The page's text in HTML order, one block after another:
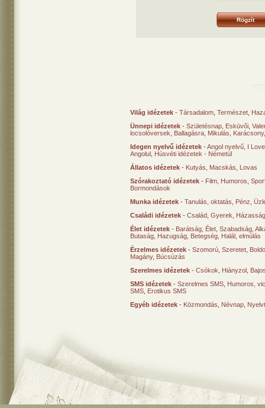
Világ idézetek - Társadalom Természet
Ünnepi idézetek - Születésnap Esküvői
locsolóversek
Ballagásra Mikulás Karácsony
Idegen nyelvű idézetek -Angol nyelvű I
Angolul Húsvéti idézetek - Németül
Állatos idézetek - Kutyás Macskás
Lovas
Szórakoztató idézetek - Film Humoros
Bormondások
Munka idézetek - Tanulás, oktatás Pénz
Családi idézetek - Család Gyerek
Élet idézetek - Barátság Élet Szabadság
Butaság Hazugság Betegség Halál, elmúlás
Érzelmes idézetek - Szomorú Szeretet
Magány, Búcsúzás
Szerelmes idézetek - Csókok Hiányzol
SMS idézetek - Szerelmes SMS Humoros,
SMS Erotikus SMS
Egyéb idézetek - Közmondás Névnap